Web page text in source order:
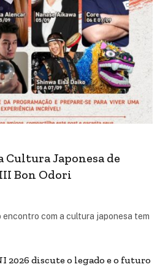
Japonesa de
Bon Odori
encontro com a cultura japonesa tem
2026 discute o legado e o futuro